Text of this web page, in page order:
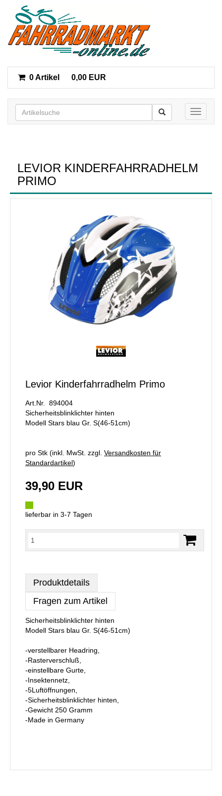
0 Artikel 0,00 EUR
Toggle
LEVIOR KINDERFAHRRADHELM
PRIMO
Levior Kinderfahrradhelm Primo
Art.Nr. 894004
Sicherheitsblinklichter hinten
Modell Stars blau Gr. S(46-51cm)
pro Stk (inkl. MwSt. zzgl. Versandkosten für
Standardartikel)
39,90 EUR
lieferbar in 3-7 Tagen
Produktdetails
Fragen zum Artikel
Sicherheitsblinklichter hinten
Modell Stars blau Gr. S(46-51cm)
-verstellbarer Headring,
-Rasterverschluß,
-einstellbare Gurte,
-Insektennetz,
-5Luftöffnungen,
-Sicherheitsblinklichter hinten,
-Gewicht 250 Gramm
-Made in Germany